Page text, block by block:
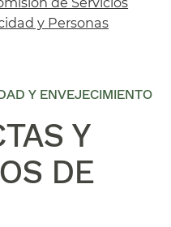
y Personas
Y ENVEJECIMIENTO
Y
DE